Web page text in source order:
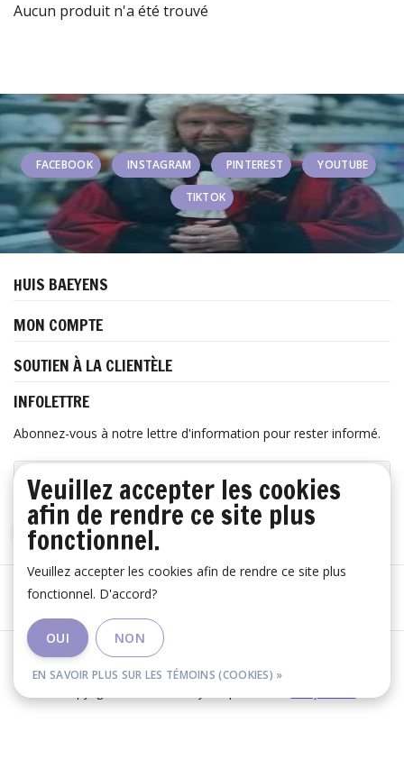
Aucun produit n'a été trouvé
FACEBOOK INSTAGRAM PINTEREST YOUTUBE
TIKTOK
HUIS BAEYENS
MON COMPTE
SOUTIEN À LA CLIENTÈLE
INFOLETTRE
Abonnez-vous à notre lettre d'information pour rester informé.
S'ABONNER
Les conditions générales
Veuillez accepter les cookies
afin de rendre ce site plus
fonctionnel.
Veuillez accepter les cookies afin de rendre ce site plus
fonctionnel. D'accord?
OUI NON
EN SAVOIR PLUS SUR LES TÉMOINS (COOKIES) »